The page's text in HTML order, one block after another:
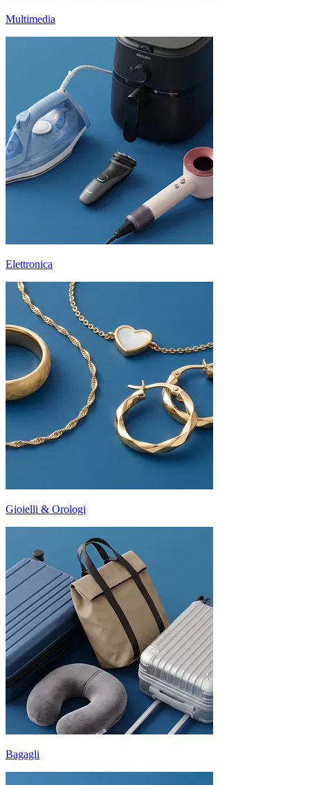
Multimedia
Elettronica
Gioielli & Orologi
Bagagli